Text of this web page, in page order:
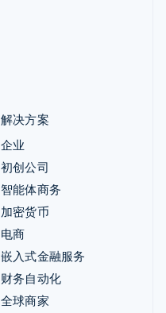
解决方案
企业
初创公司
智能体商务
加密货币
电商
嵌入式金融服务
财务自动化
全球商家